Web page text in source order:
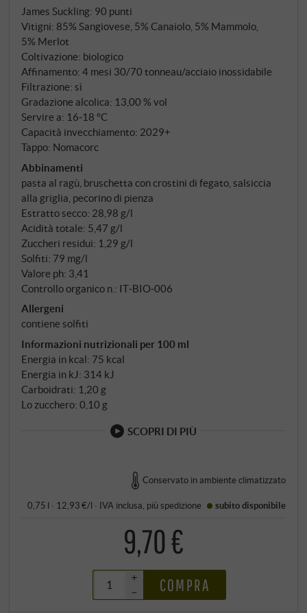
Rimane una denominazione di grande respiro
geografico, che rispecchia l'entroterra toscano e
dove, se si vuole fare sul serio, si può scegliere di
produrre il Chianti Classico – e dove, se si fa sul serio,
si possono fare vini affascinanti e onesti, oggi anche
senza Fiasco Classico.
James Suckling: 90 punti
Vitigni: 85% Sangiovese, 5% Canaiolo, 5% Mammolo,
5% Merlot
Coltivazione: biologico
Affinamento: 4 mesi 30/70 tonneau/acciaio inossidabile
Filtrazione: sì
Gradazione alcolica: 13,00 % vol
Servire a: 16‑18 °C
Capacità invecchiamento: 2029+
Tappo: Nomacorc
Abbinamenti
pasta al ragù, bruschetta con crostini di fegato, salsiccia
alla griglia, pecorino di pienza
Estratto secco: 28,98 g/l
Acidità totale: 5,47 g/l
Zuccheri residui: 1,29 g/l
Solfiti: 79 mg/l
Valore ph: 3,41
Controllo organico n.: IT‑BIO‑006
Allergeni
contiene solfiti
Informazioni nutrizionali per 100 ml
Energia in kcal: 75 kcal
Energia in kJ: 314 kJ
Carboidrati: 1,20 g
Lo zucchero: 0,10 g
SCOPRI DI PIÙ
Conservato in ambiente climatizzato
0,75 l · 12,93 €/l · IVA inclusa , piùspedizione subito disponibile
9,70 €
+
–
COMPRA